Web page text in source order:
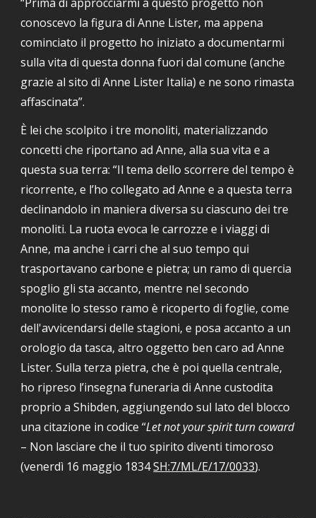
conoscevo la figura di Anne Lister, ma appena
cominciato il progetto ho iniziato a documentarmi
sulla vita di questa donna fuori dal comune (anche
grazie al sito di Anne Lister Italia) e ne sono rimasta
affascinata”.
È lei che scolpito i tre monoliti, materializzando
concetti che riportano ad Anne, alla sua vita e a
questa sua terra: “Il tema dello scorrere del tempo è
ricorrente, e l’ho collegato ad Anne e a questa terra
declinandolo in maniera diversa su ciascuno dei tre
monoliti. La ruota evoca le carrozze e i viaggi di
Anne, ma anche i carri che al suo tempo qui
trasportavano carbone e pietra; un ramo di quercia
spoglio gli sta accanto, mentre nel secondo
monolite lo stesso ramo è ricoperto di foglie, come
dell'avvicendarsi delle stagioni, e posa accanto a un
orologio da tasca, altro oggetto ben caro ad Anne
Lister. Sulla terza pietra, che è poi quella centrale,
ho ripreso l’insegna funeraria di Anne custodita
proprio a Shibden, aggiungendo sul lato del blocco
una citazione in codice “Let not your spirit turn coward
– Non lasciare che il tuo spirito diventi timoroso
(venerdì 16 maggio 1834 SH:7/ML/E/17/0033).